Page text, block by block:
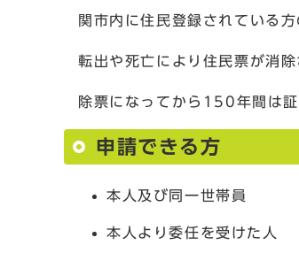
関市内に住民登録されている方
転出や死亡により住民票が消除
除票になってから150年間は
申請できる方
本人及び同一世帯員
本人より委任を受けた人